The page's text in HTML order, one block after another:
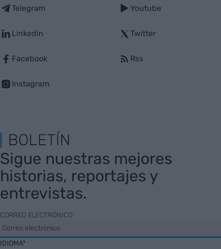
Telegram
Linkedin
Facebook
Instagram
Youtube
Twitter
Rss
BOLETÍN
Sigue nuestras mejores
historias, reportajes y
entrevistas.
CORREO ELECTRÓNICO
IDIOMA*